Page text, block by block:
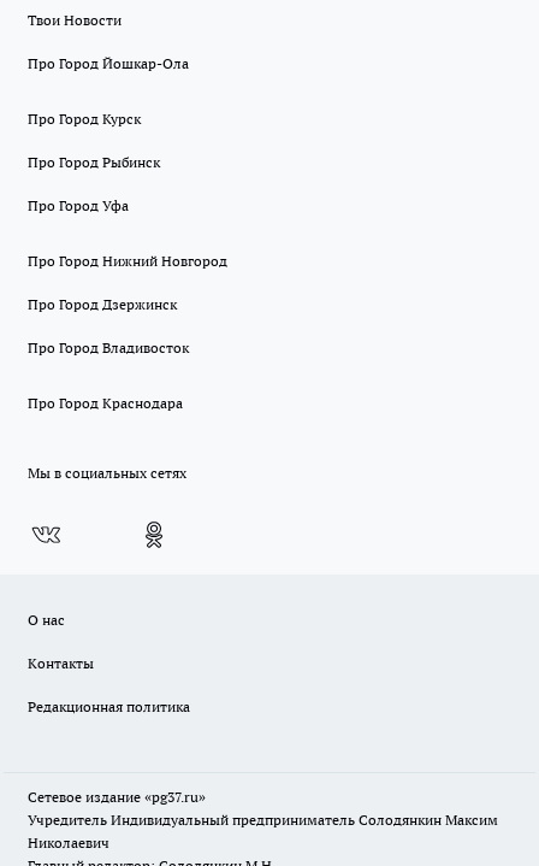
Твои Новости
Про Город Йошкар-Ола
Про Город Курск
Про Город Рыбинск
Про Город Уфа
Про Город Нижний Новгород
Про Город Дзержинск
Про Город Владивосток
Про Город Краснодара
Мы в социальных сетях
О нас
Контакты
Редакционная политика
Сетевое издание «pg37.ru»
Учредитель Индивидуальный предприниматель Солодянкин Максим
Николаевич